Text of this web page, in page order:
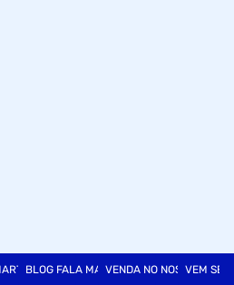
BLOG FALA MARTVENDA NO NOSSO SITE
VEM SER